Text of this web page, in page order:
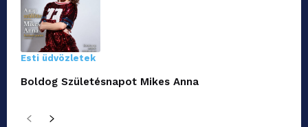
Esti üdvözletek
Boldog Születésnapot Mikes Anna